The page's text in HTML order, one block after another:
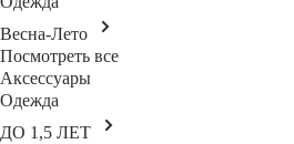
Весна-Лето
Посмотреть все
Аксессуары
Одежда
ДО 1,5 ЛЕТ